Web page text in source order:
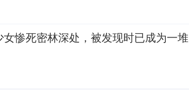
惨死密林深处，被发现时已成为一堆